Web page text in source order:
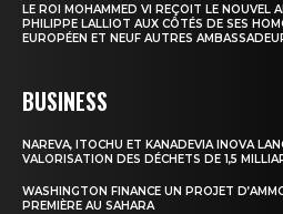
LE ROI MOHAMMED VI REÇOIT LE NOUVEL
PHILIPPE LALLIOT AUX CÔTÉS DE SES
EUROPÉEN ET NEUF AUTRES
BUSINESS
NAREVA, ITOCHU ET KANADEVIA INOVA
VALORISATION DES DÉCHETS DE 1,5
WASHINGTON FINANCE UN PROJET
PREMIÈRE AU SAHARA